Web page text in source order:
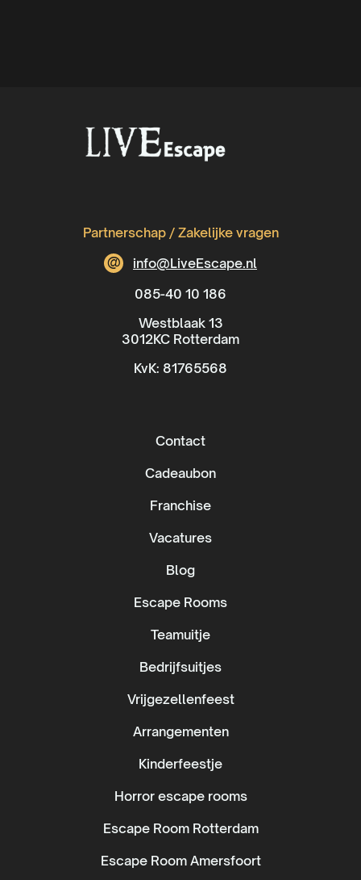
Partnerschap / Zakelijke vragen
@
info@LiveEscape.nl
085-40 10 186
Westblaak 13
3012KC Rotterdam
KvK: 81765568
Contact
Cadeaubon
Franchise
Vacatures
Blog
Escape Rooms
Teamuitje
Bedrijfsuitjes
Vrijgezellenfeest
Arrangementen
Kinderfeestje
Horror escape rooms
Escape Room Rotterdam
Escape Room Amersfoort